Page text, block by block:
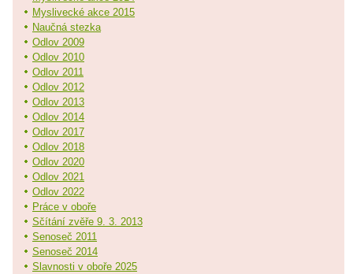
Myslivecké akce 2015
Naučná stezka
Odlov 2009
Odlov 2010
Odlov 2011
Odlov 2012
Odlov 2013
Odlov 2014
Odlov 2017
Odlov 2018
Odlov 2020
Odlov 2021
Odlov 2022
Práce v oboře
Sčítání zvěře 9. 3. 2013
Senoseč 2011
Senoseč 2014
Slavnosti v oboře 2025